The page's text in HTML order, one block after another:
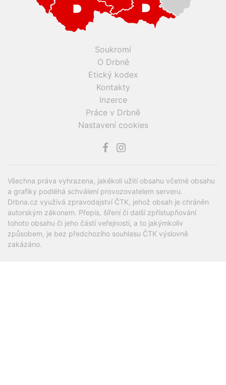
Soukromí
O Drbně
Etický kodex
Kontakty
Inzerce
Práce v Drbně
Nastavení cookies
Všechna práva vyhrazena, jakékoli užití obsahu včetné obsahu
a grafiky podléhá schválení provozovatelem serveru.
Drbna.cz využívá zpravodajství ČTK, jehož obsah je chráněn
autorským zákonem. Přepis, šíření či další zpřístupňování
tohoto obsahu či jeho částí veřejnosti, a to jakýmkoliv
způsobem, je bez předchozího souhlasu ČTK výslovně
zakázáno.